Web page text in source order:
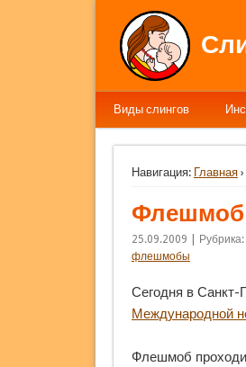
Виды слингов
Навигация: Главная›
Флешмоб
25.09.2009 | Рубрика:
флешмобы
Сегодня в Санкт-
Международной
Флешмоб